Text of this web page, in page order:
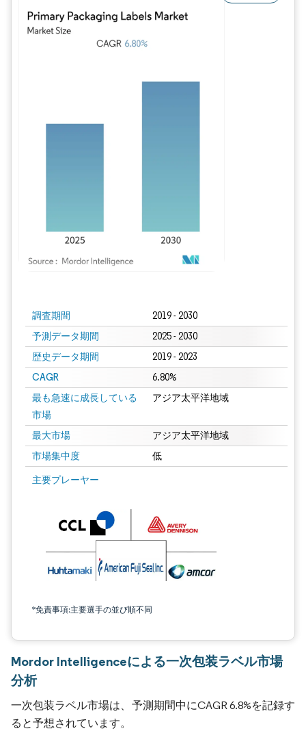
調査期間 2019 - 2030
予測データ期間 2025 - 2030
歴史データ期間 2019 - 2023
CAGR 6.80%
最も急速に成長している
市場
アジア太平洋地域
最大市場 アジア太平洋地域
市場集中度 低
主要プレーヤー
*免責事項:主要選手の並び順不同
Mordor Intelligenceによる一次包装ラベル市場
分析
一次包装ラベル市場は、予測期間中にCAGR 6.8%を記録す
ると予想されています。